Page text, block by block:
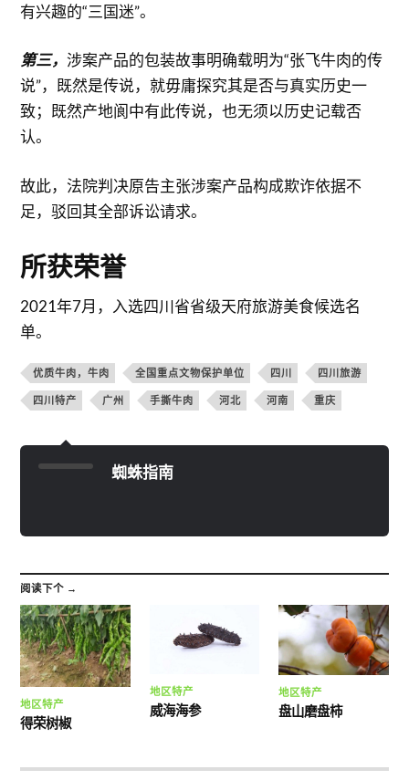
有兴趣的“三国迷”。
第三，涉案产品的包装故事明确载明为“张飞牛肉的传
说”，既然是传说，就毋庸探究其是否与真实历史一
致；既然产地阆中有此传说，也无须以历史记载否
认。
故此，法院判决原告主张涉案产品构成欺诈依据不
足，驳回其全部诉讼请求。
所获荣誉
2021年7月，入选四川省省级天府旅游美食候选名
单。
优质牛肉，牛肉 全国重点文物保护单位 四川 四川旅游
四川特产 广州 手撕牛肉 河北 河南 重庆
蜘蛛指南
阅读下个 →
地区特产
得荣树椒
地区特产
威海海参
地区特产
盘山磨盘柿